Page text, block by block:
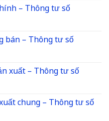
– Thông tư số
bán – Thông tư số
xuất – Thông tư số
chung – Thông tư số